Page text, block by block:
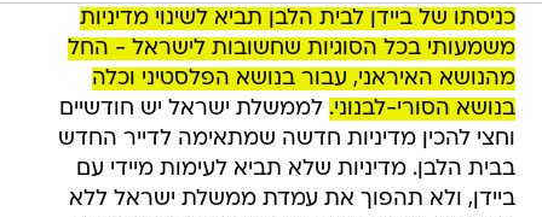
כניסתו של ביידן לבית הלבן תביא לשינוי מדיניות
משמעותי בכל הסוגיות שחשובות לישראל - החל
מהנושא האיראני, עבור בנושא הפלסטיני וכלה
בנושא הסורי-לבנוני. לממשלת ישראל יש חודשיים
וחצי להכין מדיניות חדשה שמתאימה לדייר החדש
בבית הלבן. מדיניות שלא תביא לעימות מיידי עם
ביידן, ולא תהפוך את עמדת ממשלת ישראל ללא